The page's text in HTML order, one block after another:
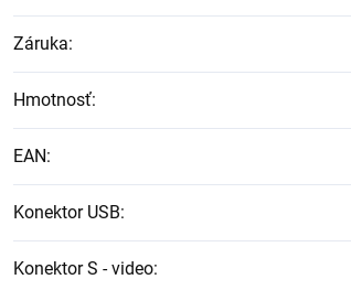
Záruka:
Hmotnosť:
EAN:
Konektor USB:
Konektor S - video: